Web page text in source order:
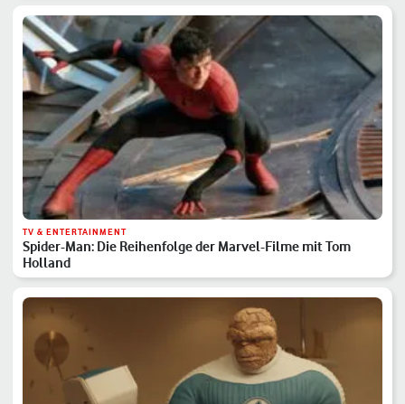
TV & ENTERTAINMENT
Spider-Man: Die Reihenfolge der Marvel-Filme mit Tom
Holland